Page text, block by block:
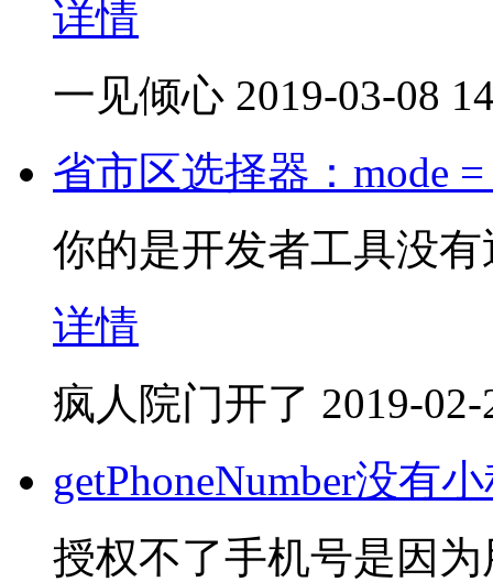
详情
一见倾心 2019-03-08
省市区选择器：mode
你的是开发者工具没有
详情
疯人院门开了 2019-
getPhoneNumber没有
授权不了手机号是因